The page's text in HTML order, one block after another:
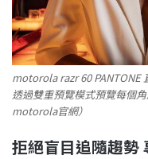
motorola razr 60 PANTONE
透過雙重預覽模式預覽每個
motorola官網）
拒絕盲目追隨趨勢